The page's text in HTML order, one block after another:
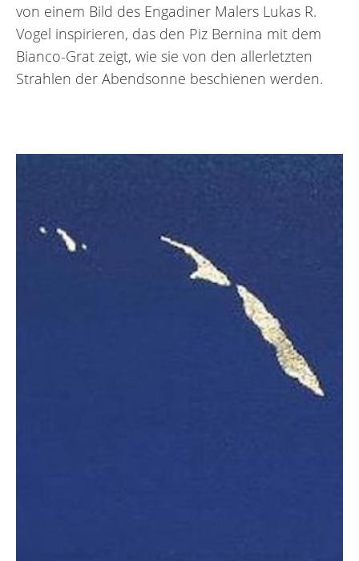
von einem Bild des Engadiner Malers Lukas R.
Vogel inspirieren, das den Piz Bernina mit dem
Bianco-Grat zeigt, wie sie von den allerletzten
Strahlen der Abendsonne beschienen werden.